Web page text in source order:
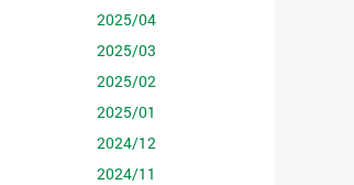
2025/04
2025/03
2025/02
2025/01
2024/12
2024/11